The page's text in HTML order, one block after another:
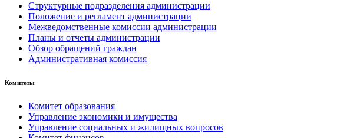
Структурные подразделения администрации
Положение и регламент администрации
Межведомственные комиссии администрации
Планы и отчеты администрации
Обзор обращений граждан
Административная комиссия
Комитеты
Комитет образования
Управление экономики и имущества
Управление социальных и жилищных вопросов